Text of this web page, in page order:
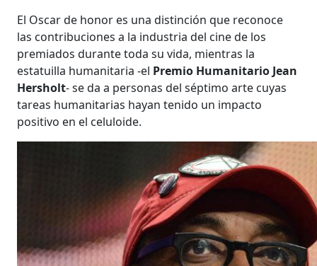
El Oscar de honor es una distinción que reconoce
las contribuciones a la industria del cine de los
premiados durante toda su vida, mientras la
estatuilla humanitaria -el Premio Humanitario Jean
Hersholt- se da a personas del séptimo arte cuyas
tareas humanitarias hayan tenido un impacto
positivo en el celuloide.